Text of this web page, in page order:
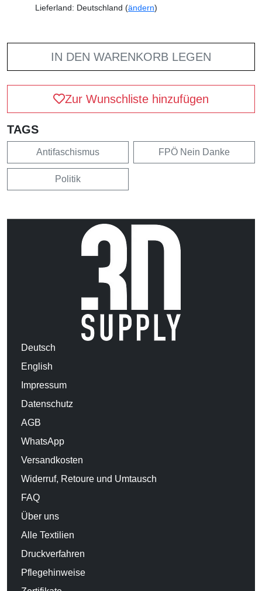
Lieferland: Deutschland (ändern)
IN DEN WARENKORB LEGEN
Zur Wunschliste hinzufügen
TAGS
Antifaschismus FPÖ Nein Danke
Politik
Deutsch
English
Impressum
Datenschutz
AGB
WhatsApp
Versandkosten
Widerruf, Retoure und Umtausch
FAQ
Über uns
Alle Textilien
Druckverfahren
Pflegehinweise